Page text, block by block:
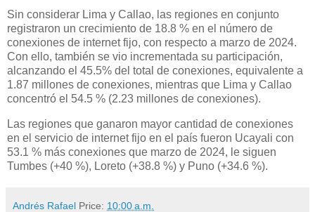
Sin considerar Lima y Callao, las regiones en conjunto
registraron un crecimiento de 18.8 % en el número de
conexiones de internet fijo, con respecto a marzo de 2024.
Con ello, también se vio incrementada su participación,
alcanzando el 45.5% del total de conexiones, equivalente a
1.87 millones de conexiones, mientras que Lima y Callao
concentró el 54.5 % (2.23 millones de conexiones).
Las regiones que ganaron mayor cantidad de conexiones
en el servicio de internet fijo en el país fueron Ucayali con
53.1 % más conexiones que marzo de 2024, le siguen
Tumbes (+40 %), Loreto (+38.8 %) y Puno (+34.6 %).
Andrés Rafael Price: 10:00 a.m.